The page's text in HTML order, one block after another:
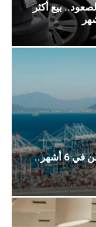
بيع أكثر
موانئ المغرب تعالج 148.6 مليون طن في 6 أشهر..